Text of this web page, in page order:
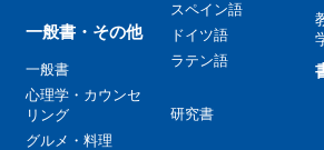
一般書・その他
一般書
心理学・カウンセ
リング
グルメ・料理
スペイン語
ドイツ語
ラテン語
研究書